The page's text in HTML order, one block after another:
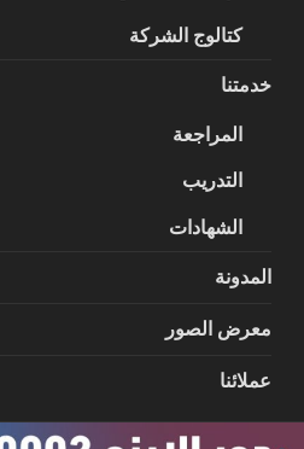
كتالوج الشركة
خدمتنا
المراجعة
التدريب
الشهادات
المدونة
معرض الصور
عملائنا